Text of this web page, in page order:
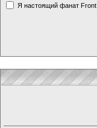
Я настоящий фанат Front